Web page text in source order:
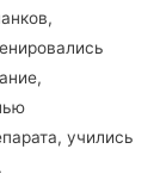
учились